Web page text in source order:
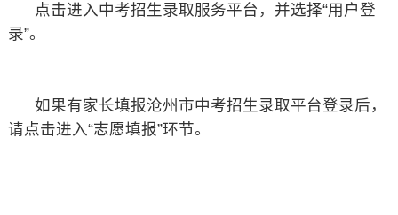
点击进入中考招生录取服务平台，并选择“用户登
录”。
如果有家长填报沧州市中考招生录取平台登录后，
请点击进入“志愿填报”环节。